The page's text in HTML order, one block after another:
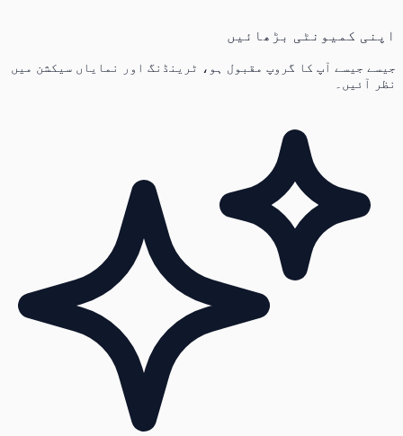
اپنی کمیونٹی بڑھائیں
جیسے جیسے آپ کا گروپ مقبول ہو، ٹرینڈنگ اور نمایاں سیکشن میں
نظر آئیں۔